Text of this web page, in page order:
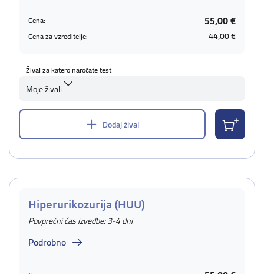
Cena: 55,00 €
Cena za vzreditelje: 44,00 €
Žival za katero naročate test
Moje živali
Dodaj žival
Hiperurikozurija (HUU)
Povprečni čas izvedbe: 3-4 dni
Podrobno